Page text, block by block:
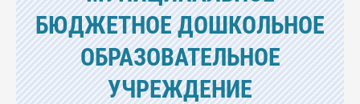
БЮДЖЕТНОЕ ДОШКОЛЬНОЕ
ОБРАЗОВАТЕЛЬНОЕ
УЧРЕЖДЕНИЕ